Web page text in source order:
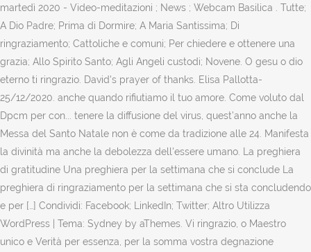
martedì 2020 - Video-meditazioni ; News ; Webcam Basilica . Tutte;
A Dio Padre; Prima di Dormire; A Maria Santissima; Di
ringraziamento; Cattoliche e comuni; Per chiedere e ottenere una
grazia; Allo Spirito Santo; Agli Angeli custodi; Novene. O gesu o dio
eterno ti ringrazio. David's prayer of thanks. Elisa Pallotta-
25/12/2020. anche quando rifiutiamo il tuo amore. Come voluto dal
Dpcm per con... tenere la diffusione del virus, quest’anno anche la
Messa del Santo Natale non è come da tradizione alle 24. Manifesta
la divinità ma anche la debolezza dell'essere umano. La preghiera
di gratitudine Una preghiera per la settimana che si conclude La
preghiera di ringraziamento per la settimana che si sta concludendo
e per […] Condividi: Facebook; LinkedIn; Twitter; Altro Utilizza
WordPress | Tema: Sydney by aThemes. Vi ringrazio, o Maestro
unico e Verità per essenza, per la somma vostra degnazione